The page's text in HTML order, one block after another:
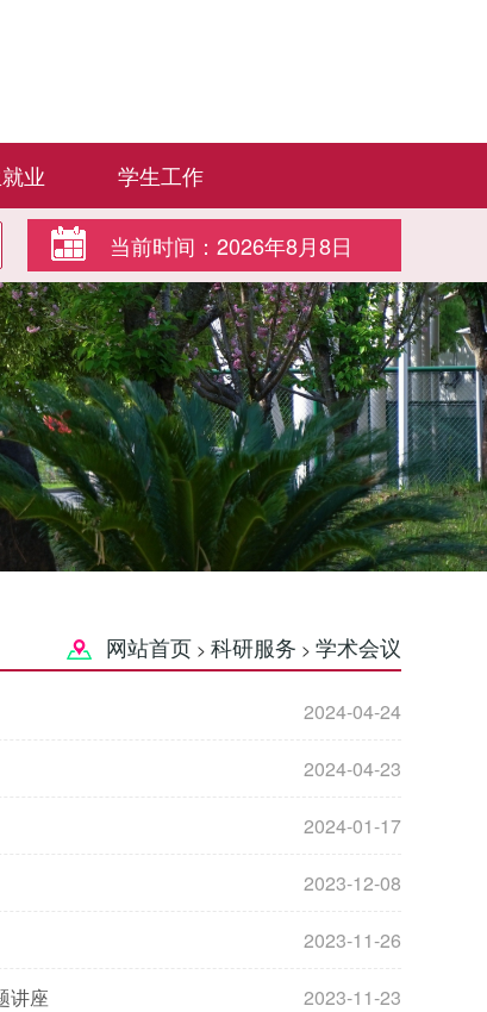
业 学生工作
当前时间： 2026年8月8日
8:18:11
网站首页 > 科研服务 > 学术会议
2024-04-24
2024-04-23
2024-01-17
2023-12-08
2023-11-26
讲座 2023-11-23